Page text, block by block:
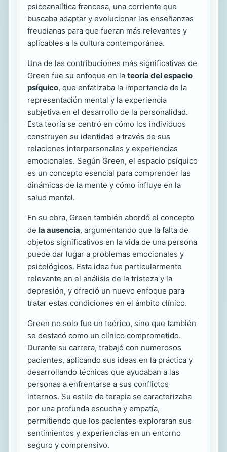
psicoanalítica francesa, una corriente que
buscaba adaptar y evolucionar las enseñanzas
freudianas para que fueran más relevantes y
aplicables a la cultura contemporánea.
Una de las contribuciones más significativas de
Green fue su enfoque en la teoría del espacio
psíquico, que enfatizaba la importancia de la
representación mental y la experiencia
subjetiva en el desarrollo de la personalidad.
Esta teoría se centró en cómo los individuos
construyen su identidad a través de sus
relaciones interpersonales y experiencias
emocionales. Según Green, el espacio psíquico
es un concepto esencial para comprender las
dinámicas de la mente y cómo influye en la
salud mental.
En su obra, Green también abordó el concepto
de la ausencia, argumentando que la falta de
objetos significativos en la vida de una persona
puede dar lugar a problemas emocionales y
psicológicos. Esta idea fue particularmente
relevante en el análisis de la tristeza y la
depresión, y ofreció un nuevo enfoque para
tratar estas condiciones en el ámbito clínico.
Green no solo fue un teórico, sino que también
se destacó como un clínico comprometido.
Durante su carrera, trabajó con numerosos
pacientes, aplicando sus ideas en la práctica y
desarrollando técnicas que ayudaban a las
personas a enfrentarse a sus conflictos
internos. Su estilo de terapia se caracterizaba
por una profunda escucha y empatía,
permitiendo que los pacientes exploraran sus
sentimientos y experiencias en un entorno
seguro y comprensivo.